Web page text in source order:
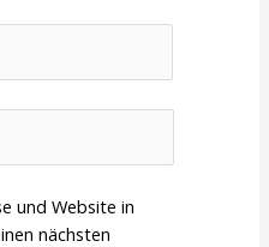
und Website in
nächsten